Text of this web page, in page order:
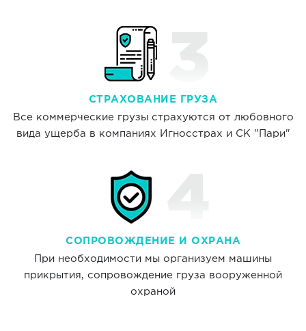
СТРАХОВАНИЕ ГРУЗА
Все коммерческие грузы страхуются от любовного
вида ущерба в компаниях Игносстрах и СК "Пари"
СОПРОВОЖДЕНИЕ И ОХРАНА
При необходимости мы организуем машины
прикрытия, сопровождение груза вооруженной
охраной